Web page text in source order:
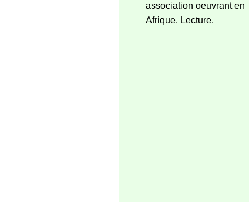
association oeuvrant en
Afrique. Lecture.